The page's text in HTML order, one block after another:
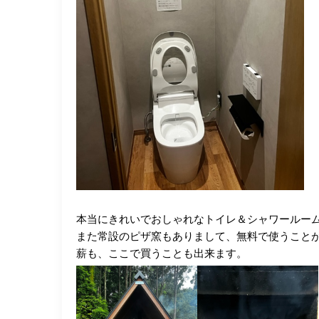
本当にきれいでおしゃれなトイレ＆シャワールーム
また常設のピザ窯もありまして、無料で使うこと
薪も、ここで買うことも出来ます。